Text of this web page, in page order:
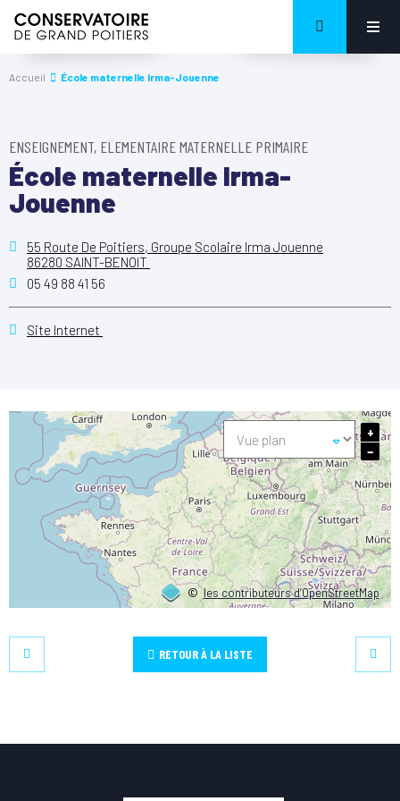
Accueil École maternelle Irma-Jouenne
ENSEIGNEMENT, ELEMENTAIRE MATERNELLE PRIMAIRE
École maternelle Irma-
Jouenne
55 Route De Poitiers, Groupe Scolaire Irma Jouenne
86280 SAINT-BENOIT
05 49 88 41 56
Site Internet
©les contributeurs d’OpenStreetMap
+
−
RETOUR À LA LISTE